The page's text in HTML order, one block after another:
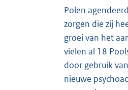
Polen
zorgen die zij
groei van het
vielen al 18
door gebruik van
nieuwe